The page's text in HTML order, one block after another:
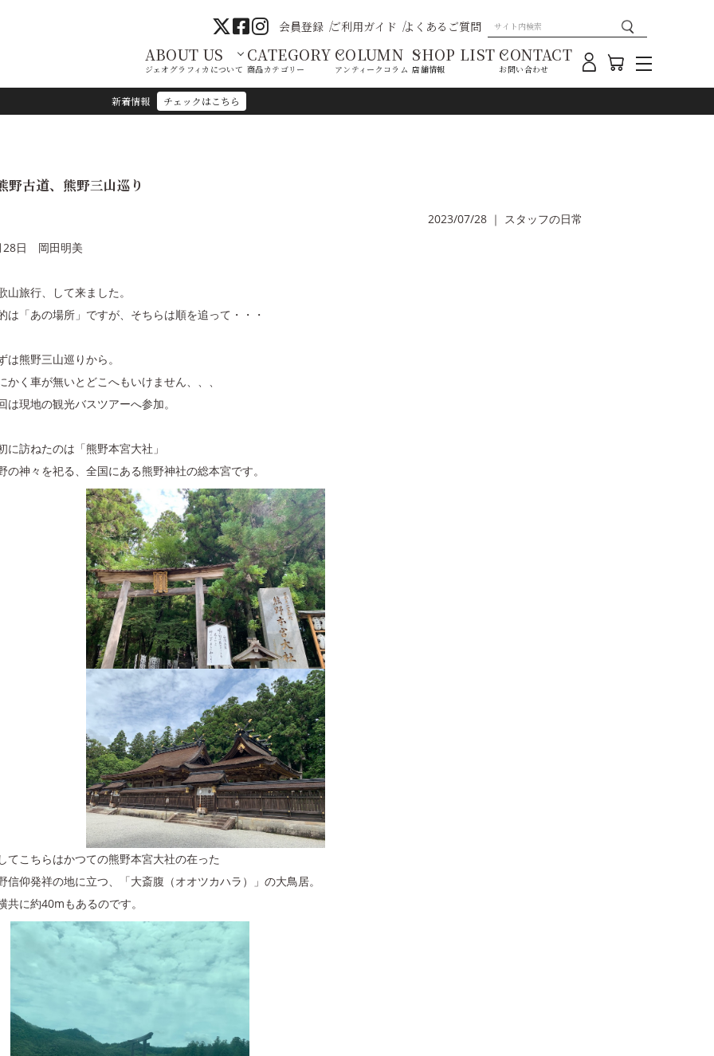
新着情報 チェックはこちら
会員登録 ご利用ガイド よくあるご質問
ABOUT US
ジェオグラフィカについて
CATEGORY
商品カテゴリー
COLUMN
アンティークコラム
SHOP LIST
店舗情報
CONTACT
お問い合わせ
野古道、熊野三山巡り
2023/07/28 ｜ スタッフの日常
28日 岡田明美
山旅行、して来ました。
は「あの場所」ですが、そちらは順を追って・・・
は熊野三山巡りから。
かく車が無いとどこへもいけません、、、
は現地の観光バスツアーへ参加。
に訪ねたのは「熊野本宮大社」
の神々を祀る、全国にある熊野神社の総本宮です。
てこちらはかつての熊野本宮大社の在った
信仰発祥の地に立つ、「大斎腹（オオツカハラ）」の大鳥居。
共に約40mもあるのです。